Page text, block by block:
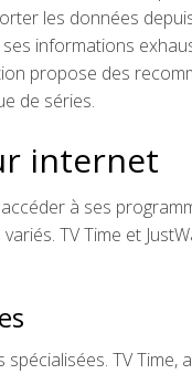
les données
informations
propose des
de séries.
internet
à ses
TV Time et
TV Time,